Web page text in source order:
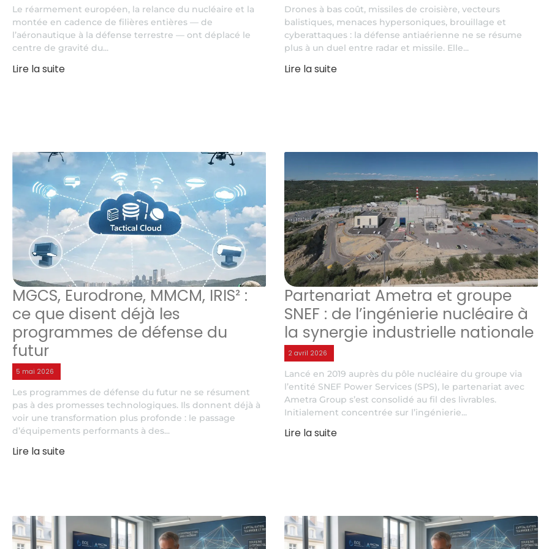
Le réarmement européen, la relance du nucléaire et la
montée en cadence de filières entières — de
l’aéronautique à la défense terrestre — ont déplacé le
centre de gravité du...
Lire la suite
Drones à bas coût, missiles de croisière, vecteurs
balistiques, menaces hypersoniques, brouillage et
cyberattaques : la défense antiaérienne ne se résume
plus à un duel entre radar et missile. Elle...
Lire la suite
MGCS, Eurodrone, MMCM, IRIS² :
ce que disent déjà les
programmes de défense du
futur
5 mai 2026
Les programmes de défense du futur ne se résument
pas à des promesses technologiques. Ils donnent déjà à
voir une transformation plus profonde : le passage
d’équipements performants à des...
Lire la suite
Partenariat Ametra et groupe
SNEF : de l’ingénierie nucléaire à
la synergie industrielle nationale
2 avril 2026
Lancé en 2019 auprès du pôle nucléaire du groupe via
l’entité SNEF Power Services (SPS), le partenariat avec
Ametra Group s’est consolidé au fil des livrables.
Initialement concentrée sur l’ingénierie...
Lire la suite